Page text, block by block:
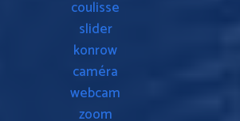
coulisse
slider
konrow
caméra
webcam
zoom